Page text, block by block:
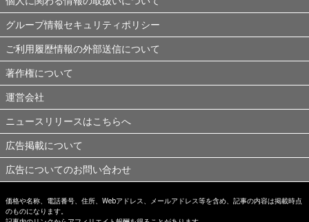
グループ情報セキュリティポリシー
ご利用履歴情報の外部送信について
著作権について
運営会社
ニュースリリースはこちらへ
広告掲載について
広告についてのお問い合わせ
価格や名称、電話番号、住所、Webアドレス、メールアドレス等を含め、記事の内容は掲載時点
のものになります。